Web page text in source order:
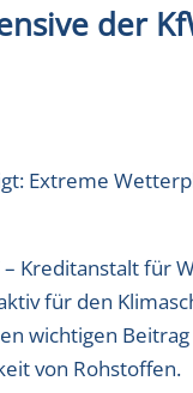
der
Extreme
Kreditanstalt für
für den
wichtigen
von Rohstoffen.